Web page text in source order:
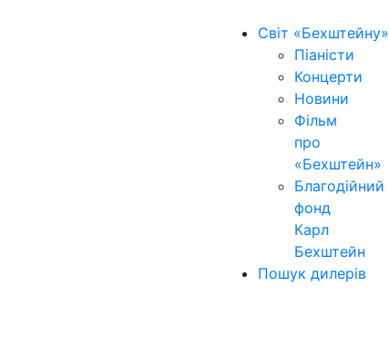
Світ «Бехштейну»
Піаністи
Концерти
Новини
Фільм
про
«Бехштейн»
Благодійний
фонд
Карл
Бехштейн
Пошук дилерів